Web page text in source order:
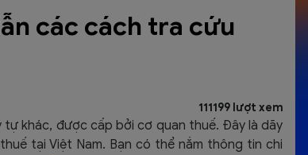
các cách tra cứu
111199 lượt xem
tự khác, được cấp bởi cơ quan thuế. Đây là dãy
tại Việt Nam. Bạn có thể nắm thông tin chi